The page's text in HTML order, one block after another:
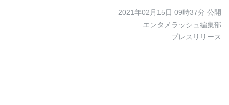
2021年02月15日 09時37分 公開
エンタメラッシュ編集部
プレスリリース